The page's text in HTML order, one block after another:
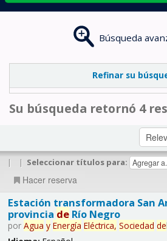
Búsqueda
Refinar su
Su búsqueda retornó 4
| | Seleccionar títulos para:
Hacer reserva
Estación transformadora San
provincia deRío Negro
por Agua y Energía Eléctrica, Sociedad de